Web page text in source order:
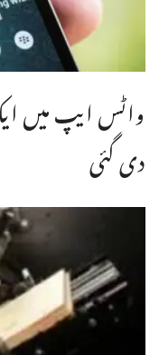
واٹس ایپ میں
دی گئی